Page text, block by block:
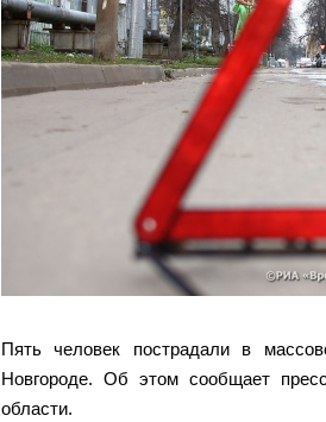
Пять человек пострадали в
Новгороде. Об этом сообщает
области.